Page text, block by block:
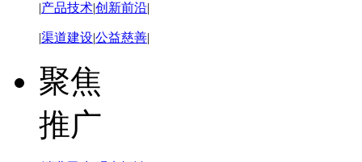
|产品技术|创新前沿|
|渠道建设|公益慈善|
聚焦
推广